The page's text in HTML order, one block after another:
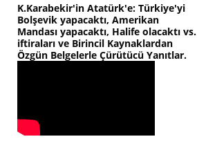
K.Karabekir'in Atatürk'e: Türkiye'yi
Bolşevik yapacaktı, Amerikan
Mandası yapacaktı, Halife olacaktı vs.
iftiraları ve Birincil Kaynaklardan
Özgün Belgelerle Çürütücü Yanıtlar.